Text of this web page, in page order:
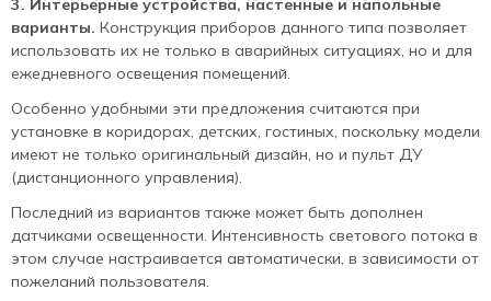
3. Интерьерные устройства, настенные и напольные
варианты. Конструкция приборов данного типа позволяет
использовать их не только в аварийных ситуациях, но и для
ежедневного освещения помещений.
Особенно удобными эти предложения считаются при
установке в коридорах, детских, гостиных, поскольку модели
имеют не только оригинальный дизайн, но и пульт ДУ
(дистанционного управления).
Последний из вариантов также может быть дополнен
датчиками освещенности. Интенсивность светового потока в
этом случае настраивается автоматически, в зависимости от
пожеланий пользователя.